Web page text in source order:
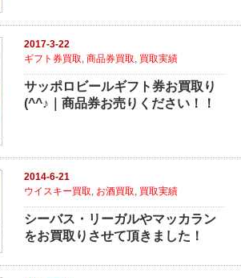
2017-3-22
ギフト券買取 ,商品券買取 買取実績
サッポロビールギフト券お買取り
(^^♪｜商品券お売りください！！
2014-6-21
ウイスキー買取, お酒買取, 買取実績
シーバス・リーガルやマッカラン
をお買取りさせて頂きました！